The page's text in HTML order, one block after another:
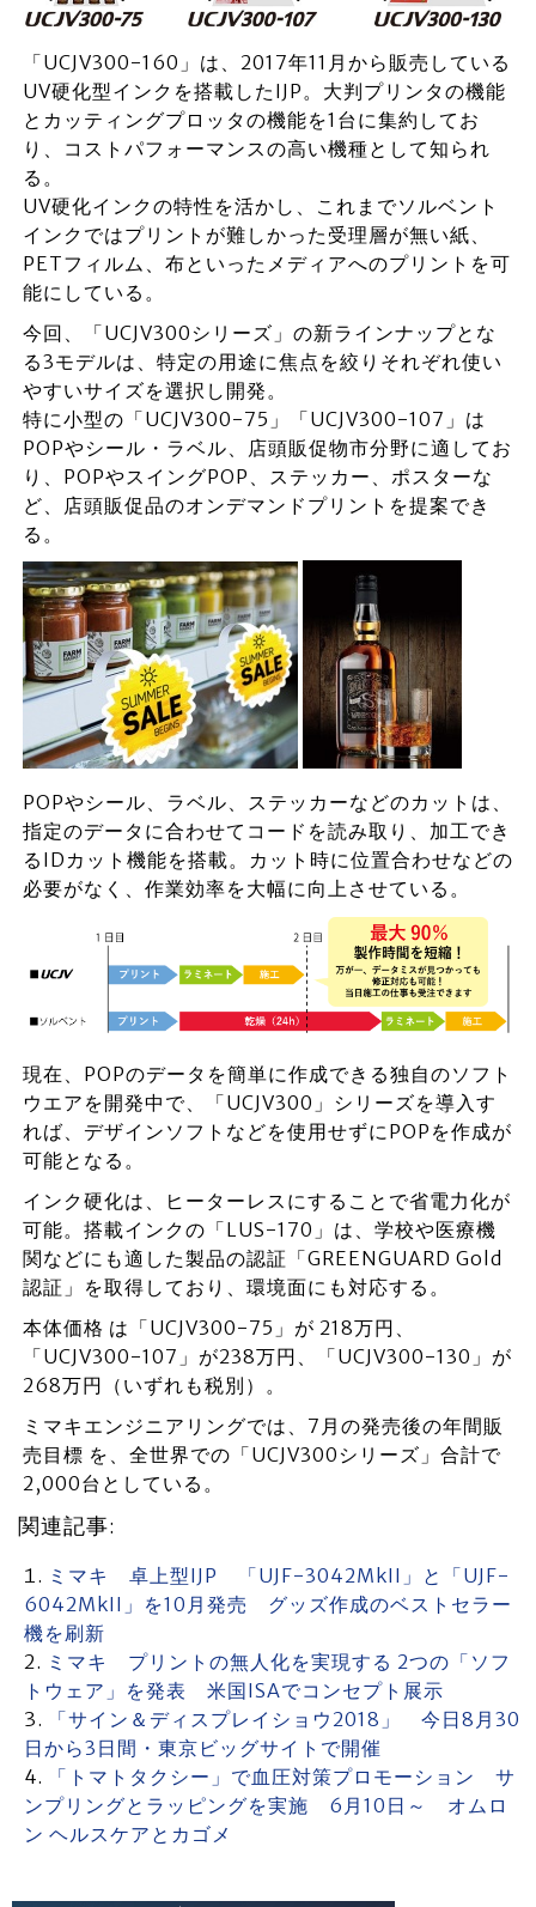
「UCJV300-160」は、2017年11月から販売している
UV硬化型インクを搭載したIJP。大判プリンタの機能
とカッティングプロッタの機能を1台に集約してお
り、コストパフォーマンスの高い機種として知られ
る。
UV硬化インクの特性を活かし、これまでソルベント
インクではプリントが難しかった受理層が無い紙、
PETフィルム、布といったメディアへのプリントを可
能にしている。
今回、「UCJV300シリーズ」の新ラインナップとな
る3モデルは、特定の用途に焦点を絞りそれぞれ使い
やすいサイズを選択し開発。
特に小型の「UCJV300-75」「UCJV300-107」は
POPやシール・ラベル、店頭販促物市分野に適してお
り、POPやスイングPOP、ステッカー、ポスターな
ど、店頭販促品のオンデマンドプリントを提案でき
る。
POPやシール、ラベル、ステッカーなどのカットは、
指定のデータに合わせてコードを読み取り、加工でき
るIDカット機能を搭載。カット時に位置合わせなどの
必要がなく、作業効率を大幅に向上させている。
現在、POPのデータを簡単に作成できる独自のソフト
ウエアを開発中で、「UCJV300」シリーズを導入す
れば、デザインソフトなどを使用せずにPOPを作成が
可能となる。
インク硬化は、ヒーターレスにすることで省電力化が
可能。搭載インクの「LUS-170」は、学校や医療機
関などにも適した製品の認証「GREENGUARD Gold
認証」を取得しており、環境面にも対応する。
本体価格 は「UCJV300-75」が 218万円、
「UCJV300-107」が238万円、「UCJV300-130」が
268万円（いずれも税別）。
ミマキエンジニアリングでは、7月の発売後の年間販
売目標 を、全世界での「UCJV300シリーズ」合計で
2,000台としている。
関連記事:
ミマキ 卓上型IJP 「UJF-3042MkII」と「UJF-
6042MkII」を10月発売 グッズ作成のベストセラー
機を刷新
ミマキ プリントの無人化を実現する 2つの「ソフ
トウェア」を発表 米国ISAでコンセプト展示
「サイン＆ディスプレイショウ2018」 今日8月30
日から3日間・東京ビッグサイトで開催
「トマトタクシー」で血圧対策プロモーション サ
ンプリングとラッピングを実施 6月10日～ オムロ
ン ヘルスケアとカゴメ